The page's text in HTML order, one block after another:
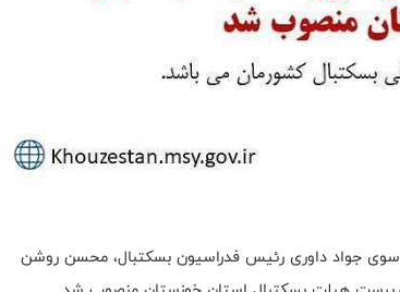
سوی جواد داوری رئیس فدراسیون بسکتبال، محسن روشن